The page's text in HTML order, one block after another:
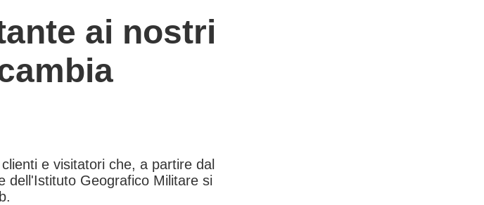
ai nostri
e visitatori che, a partire dal
dell'Istituto Geografico Militare si